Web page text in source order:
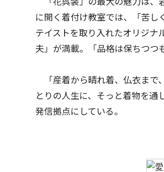
に開く着付け教室では、「苦し
テイストを取り入れたオリジナ
夫」が満載。「品格は保ちつつ
「産着から晴れ着、仏衣まで
とりの人生に、そっと着物を通
発信拠点にしている。